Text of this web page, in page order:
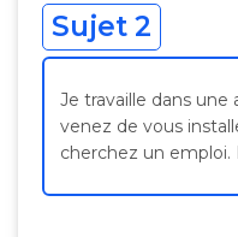
Sujet 2
Je travaille dans une
venez de vous
cherchez un emploi.